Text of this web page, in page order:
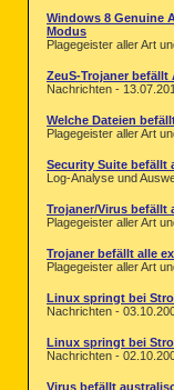
Windows 8 Genuine
Modus
Plagegeister aller Art
ZeuS-Trojaner befällt
Nachrichten -
Welche Dateien
Plagegeister aller Art
Security Suite befällt
Log-Analyse und
Trojaner/Virus befällt
Plagegeister aller Art
Trojaner befällt alle
Plagegeister aller Art
Linux springt bei
Nachrichten -
Linux springt bei
Nachrichten -
Virus befällt